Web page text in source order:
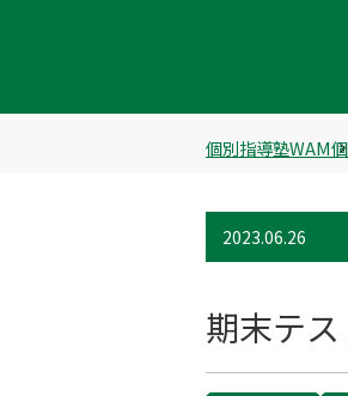
個別指導塾WAM
2023.06.26
期末テス